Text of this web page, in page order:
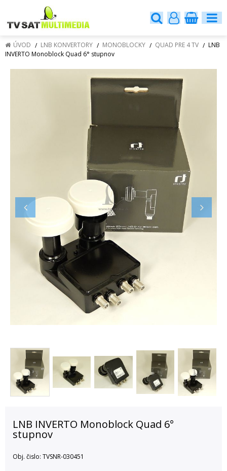
ÚVOD LNB KONVERTORY MONOBLOCKY QUAD PRE 4 TV
LNB
INVERTO Monoblock Quad 6° stupnov
LNB INVERTO Monoblock Quad 6°
stupnov
Obj. čislo: TVSNR-030451